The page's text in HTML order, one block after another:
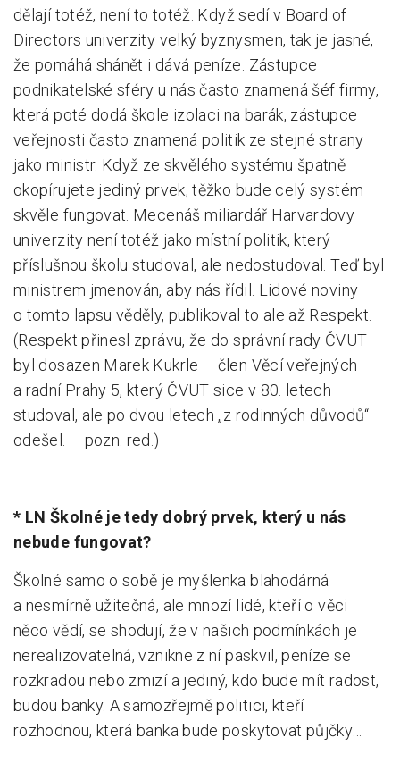
dělají totéž, není to totéž. Když sedí v Board of
Directors univerzity velký byznysmen, tak je jasné,
že pomáhá shánět i dává peníze. Zástupce
podnikatelské sféry u nás často znamená šéf firmy,
která poté dodá škole izolaci na barák, zástupce
veřejnosti často znamená politik ze stejné strany
jako ministr. Když ze skvělého systému špatně
okopírujete jediný prvek, těžko bude celý systém
skvěle fungovat. Mecenáš miliardář Harvardovy
univerzity není totéž jako místní politik, který
příslušnou školu studoval, ale nedostudoval. Teď byl
ministrem jmenován, aby nás řídil. Lidové noviny
o tomto lapsu věděly, publikoval to ale až Respekt.
(Respekt přinesl zprávu, že do správní rady ČVUT
byl dosazen Marek Kukrle – člen Věcí veřejných
a radní Prahy 5, který ČVUT sice v 80. letech
studoval, ale po dvou letech „z rodinných důvodů“
odešel. – pozn. red.)
* LN Školné je tedy dobrý prvek, který u nás
nebude fungovat?
Školné samo o sobě je myšlenka blahodárná
a nesmírně užitečná, ale mnozí lidé, kteří o věci
něco vědí, se shodují, že v našich podmínkách je
nerealizovatelná, vznikne z ní paskvil, peníze se
rozkradou nebo zmizí a jediný, kdo bude mít radost,
budou banky. A samozřejmě politici, kteří
rozhodnou, která banka bude poskytovat půjčky…